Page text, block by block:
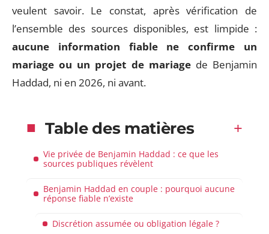
veulent savoir. Le constat, après vérification de
l’ensemble des sources disponibles, est limpide :
aucune information fiable ne confirme un
mariage ou un projet de mariagede Benjamin
Haddad, ni en 2026, ni avant.
Table des matières
Vie privée de Benjamin Haddad : ce que les
sources publiques révèlent
Benjamin Haddad en couple : pourquoi aucune
réponse fiable n’existe
Discrétion assumée ou obligation légale ?